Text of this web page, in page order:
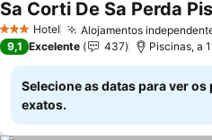
3 EstrelasHotel Alojamentos
Sa Corti De Sa Perda
9,1 Excelente 437 Piscinas, a
Selecione as datas para ver os
exatos.